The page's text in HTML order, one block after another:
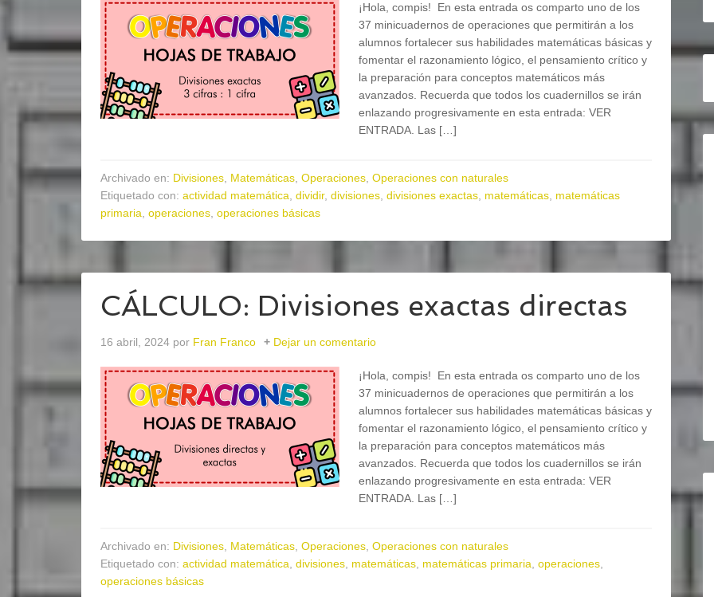
¡Hola, compis! En esta entrada os comparto uno de los
37 minicuadernos de operaciones que permitirán a los
alumnos fortalecer sus habilidades matemáticas básicas y
fomentar el razonamiento lógico, el pensamiento crítico y
la preparación para conceptos matemáticos más
avanzados. Recuerda que todos los cuadernillos se irán
enlazando progresivamente en esta entrada: VER
ENTRADA. Las […]
Archivado en: Divisiones Matemáticas Operaciones Operaciones con naturales
Etiquetado con: actividad matemática dividir, divisiones divisiones exactas matemáticas matemáticas
primaria operaciones operaciones básicas
CÁLCULO: Divisiones exactas directas
16 abril, 2024 por Fran Franco Dejar un comentario
¡Hola, compis! En esta entrada os comparto uno de los
37 minicuadernos de operaciones que permitirán a los
alumnos fortalecer sus habilidades matemáticas básicas y
fomentar el razonamiento lógico, el pensamiento crítico y
la preparación para conceptos matemáticos más
avanzados. Recuerda que todos los cuadernillos se irán
enlazando progresivamente en esta entrada: VER
ENTRADA. Las […]
Archivado en: Divisiones Matemáticas Operaciones Operaciones con naturales
Etiquetado con: actividad matemática divisiones matemáticas matemáticas primaria operaciones
operaciones básicas